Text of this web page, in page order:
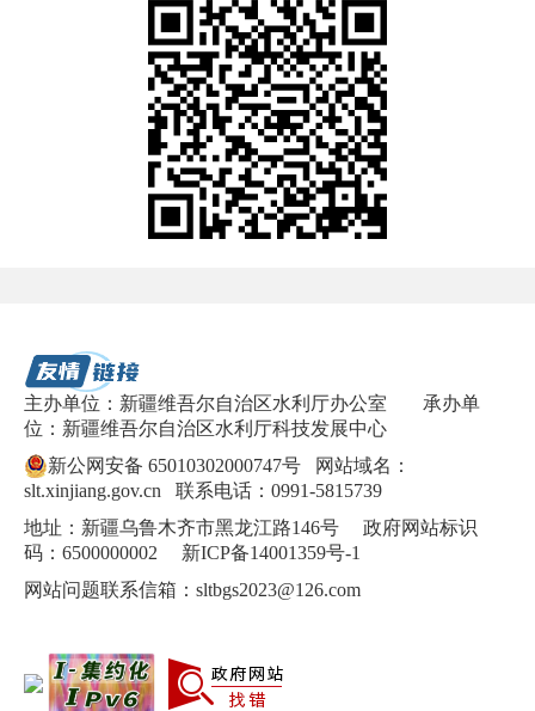
主办单位：新疆维吾尔自治区水利厅办公室
承办单
位：新疆维吾尔自治区水利厅科技发展中心
新公网安备 65010302000747号 网站域名：
slt.xinjiang.gov.cn 联系电话：0991-5815739
地址：新疆乌鲁木齐市黑龙江路146号 政府网站标识
码：6500000002
新ICP备14001359号-1
网站问题联系信箱：sltbgs2023@126.com